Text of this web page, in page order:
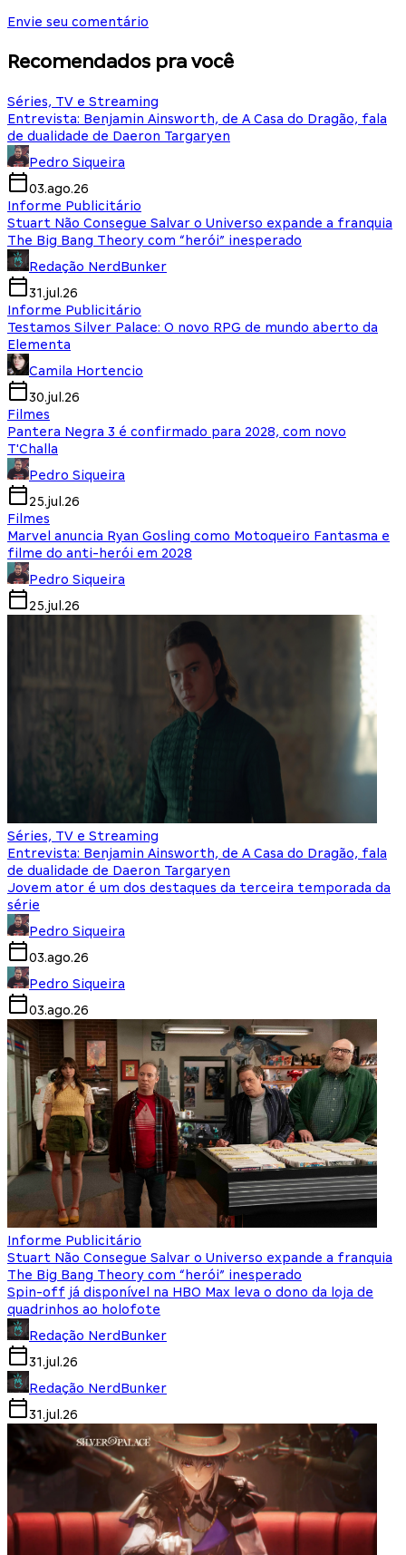
Envie seu comentário
Recomendados pra você
Séries, TV e Streaming
Entrevista: Benjamin Ainsworth, de A Casa do Dragão, fala
de dualidade de Daeron Targaryen
Pedro Siqueira
03.ago.26
Informe Publicitário
Stuart Não Consegue Salvar o Universo expande a franquia
The Big Bang Theory com “herói” inesperado
Redação NerdBunker
31.jul.26
Informe Publicitário
Testamos Silver Palace: O novo RPG de mundo aberto da
Elementa
Camila Hortencio
30.jul.26
Filmes
Pantera Negra 3 é confirmado para 2028, com novo
T'Challa
Pedro Siqueira
25.jul.26
Filmes
Marvel anuncia Ryan Gosling como Motoqueiro Fantasma e
filme do anti-herói em 2028
Pedro Siqueira
25.jul.26
Séries, TV e Streaming
Entrevista: Benjamin Ainsworth, de A Casa do Dragão, fala
de dualidade de Daeron Targaryen
Jovem ator é um dos destaques da terceira temporada da
série
Pedro Siqueira
03.ago.26
Pedro Siqueira
03.ago.26
Informe Publicitário
Stuart Não Consegue Salvar o Universo expande a franquia
The Big Bang Theory com “herói” inesperado
Spin-off já disponível na HBO Max leva o dono da loja de
quadrinhos ao holofote
Redação NerdBunker
31.jul.26
Redação NerdBunker
31.jul.26